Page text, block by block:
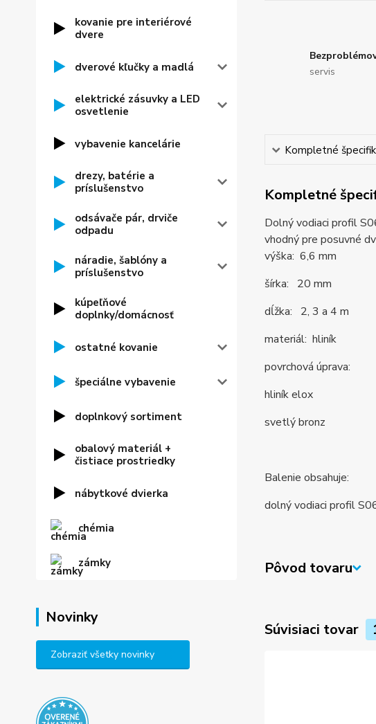
kovanie pre interiérové
dvere
dverové kľučky a madlá
elektrické zásuvky a LED
osvetlenie
vybavenie kancelárie
drezy, batérie a
príslušenstvo
odsávače pár, drviče
odpadu
náradie, šablóny a
príslušenstvo
kúpeľňové
doplnky/domácnosť
ostatné kovanie
špeciálne vybavenie
doplnkový sortiment
obalový materiál +
čistiace prostriedky
nábytkové dvierka
chémia
zámky
Novinky
Zobraziť všetky novinky
servis
Kompletné
Kompletné
Dolný vodiaci profil
vhodný pre posuvné
výška: 6,6 mm
šírka: 20 mm
dĺžka: 2, 3 a 4 m
materiál: hliník
povrchová úprava:
hliník elox
svetlý bronz
Balenie obsahuje:
dolný vodiaci profil
Pôvod tovaru
Súvisiaci tovar